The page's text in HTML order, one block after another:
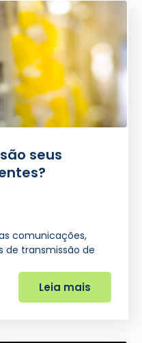
seus
comunicações,
de transmissão de
Leia mais